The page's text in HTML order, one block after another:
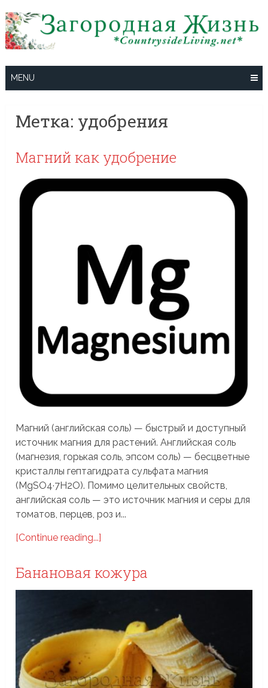
to
content
MENU
Метка: удобрения
Магний как удобрение
Магний (английская соль) — быстрый и доступный
источник магния для растений. Английская соль
(магнезия, горькая соль, эпсом соль) — бесцветные
кристаллы гептагидрата сульфата магния
(MgSO4·7H2O). Помимо целительных свойств,
английская соль — это источник магния и серы для
томатов, перцев, роз и...
[Continue reading...]
Банановая кожура